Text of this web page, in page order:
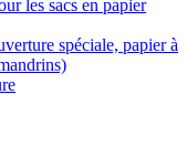
les sacs en papier
spéciale, papier à